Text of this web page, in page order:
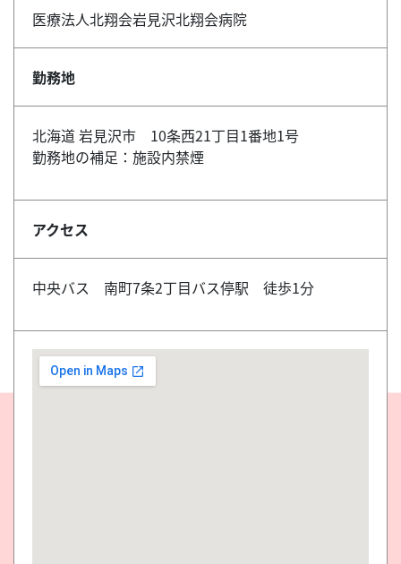
医療法人北翔会岩見沢北翔会病院
勤務地
北海道 岩見沢市 10条西21丁目1番地1号
勤務地の補足：施設内禁煙
アクセス
中央バス 南町7条2丁目バス停駅 徒歩1分